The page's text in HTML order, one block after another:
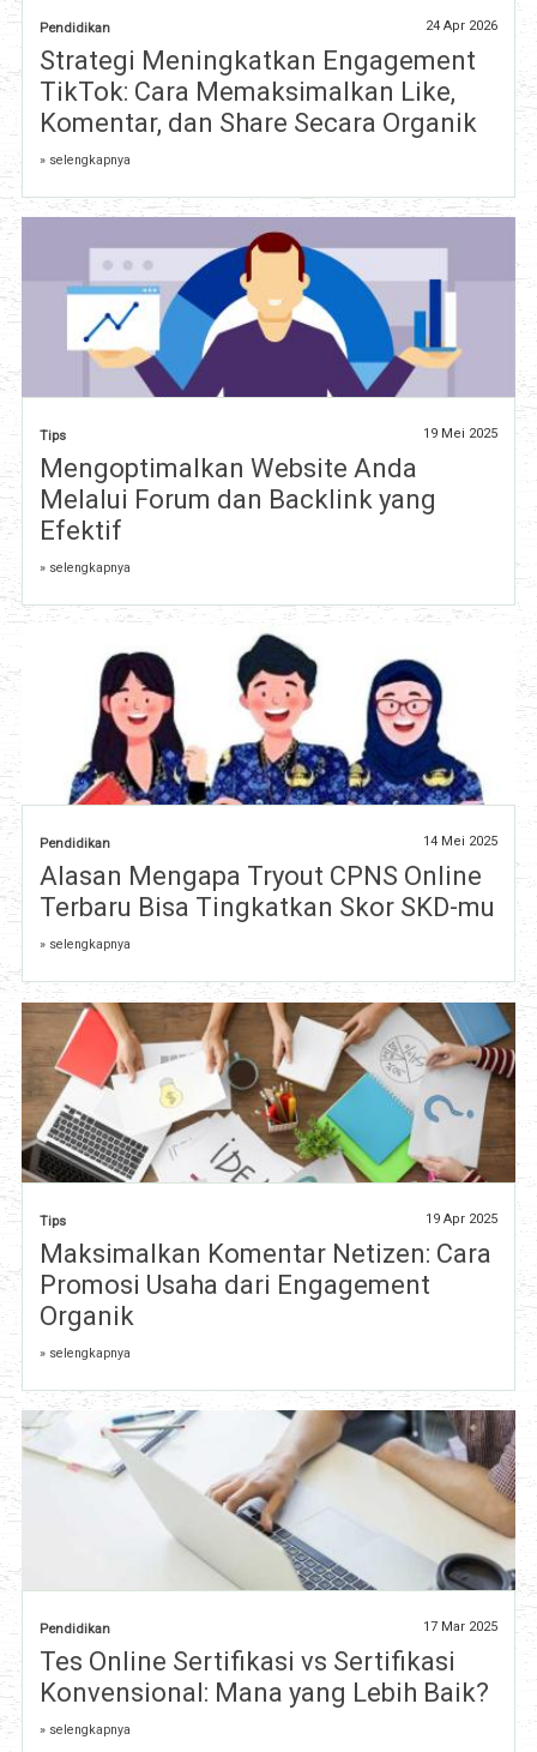
Pendidikan 24 Apr 2026
Strategi Meningkatkan Engagement
TikTok: Cara Memaksimalkan Like,
Komentar, dan Share Secara Organik
» selengkapnya
Tips 19 Mei 2025
Mengoptimalkan Website Anda
Melalui Forum dan Backlink yang
Efektif
» selengkapnya
Pendidikan 14 Mei 2025
Alasan Mengapa Tryout CPNS Online
Terbaru Bisa Tingkatkan Skor SKD-mu
» selengkapnya
Tips 19 Apr 2025
Maksimalkan Komentar Netizen: Cara
Promosi Usaha dari Engagement
Organik
» selengkapnya
Pendidikan 17 Mar 2025
Tes Online Sertifikasi vs Sertifikasi
Konvensional: Mana yang Lebih Baik?
» selengkapnya